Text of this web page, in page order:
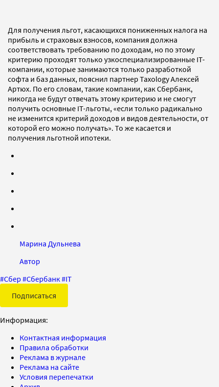
Для получения льгот, касающихся пониженных налога на
прибыль и страховых взносов, компания должна
соответствовать требованию по доходам, но по этому
критерию проходят только узкоспециализированные IT-
компании, которые занимаются только разработкой
софта и баз данных, пояснил партнер Taxology Алексей
Артюх. По его словам, такие компании, как Сбербанк,
никогда не будут отвечать этому критерию и не смогут
получить основные IT-льготы, «если только радикально
не изменится критерий доходов и видов деятельности, от
которой его можно получать». То же касается и
получения льготной ипотеки.
Марина Дульнева
Автор
#Сбер #Сбербанк#IT
Подписаться
Информация:
Контактная информация
Правила обработки
Реклама в журнале
Реклама на сайте
Условия перепечатки